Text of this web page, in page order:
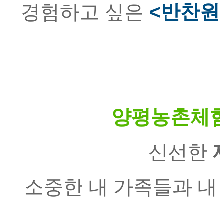
경험하고 싶은 <반찬
양평농촌체
신선한
소중한 내 가족들과